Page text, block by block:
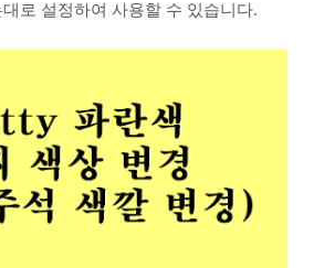
로 설정하여 사용할 수 있습니다.